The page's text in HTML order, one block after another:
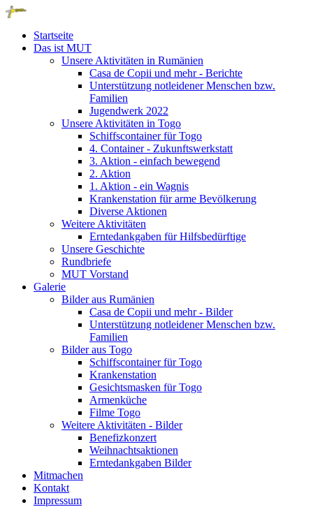
Startseite
Das ist MUT
Unsere Aktivitäten in Rumänien
Casa de Copii und mehr - Berichte
Unterstützung notleidener Menschen bzw.
Familien
Jugendwerk 2022
Unsere Aktivitäten in Togo
Schiffscontainer für Togo
4. Container - Zukunftswerkstatt
3. Aktion - einfach bewegend
2. Aktion
1. Aktion - ein Wagnis
Krankenstation für arme Bevölkerung
Diverse Aktionen
Weitere Aktivitäten
Erntedankgaben für Hilfsbedürftige
Unsere Geschichte
Rundbriefe
MUT Vorstand
Galerie
Bilder aus Rumänien
Casa de Copii und mehr - Bilder
Unterstützung notleidener Menschen bzw.
Familien
Bilder aus Togo
Schiffscontainer für Togo
Krankenstation
Gesichtsmasken für Togo
Armenküche
Filme Togo
Weitere Aktivitäten - Bilder
Benefizkonzert
Weihnachtsaktionen
Erntedankgaben Bilder
Mitmachen
Kontakt
Impressum